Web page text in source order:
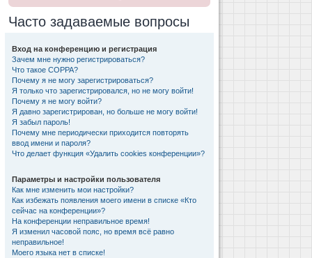
Часто задаваемые вопросы
Вход на конференцию и регистрация
Зачем мне нужно регистрироваться?
Что такое COPPA?
Почему я не могу зарегистрироваться?
Я только что зарегистрировался, но не могу войти!
Почему я не могу войти?
Я давно зарегистрирован, но больше не могу войти!
Я забыл пароль!
Почему мне периодически приходится повторять
ввод имени и пароля?
Что делает функция «Удалить cookies конференции»?
Параметры и настройки пользователя
Как мне изменить мои настройки?
Как избежать появления моего имени в списке «Кто
сейчас на конференции»?
На конференции неправильное время!
Я изменил часовой пояс, но время всё равно
неправильное!
Моего языка нет в списке!